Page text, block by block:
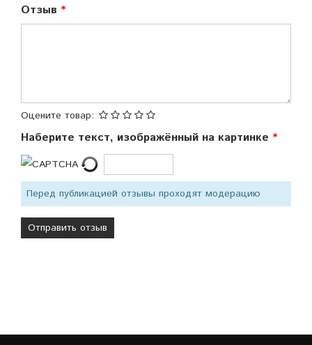
Отзыв
Оцените товар:
Наберите текст, изображённый на картинке
Перед публикацией отзывы проходят модерацию